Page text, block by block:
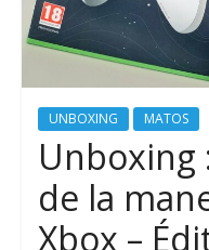
UNBOXING MATOS
Unboxing
de la
Xbox –